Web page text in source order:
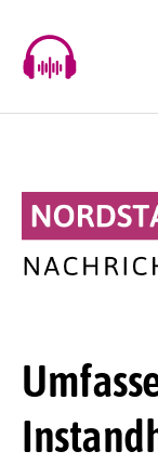
content